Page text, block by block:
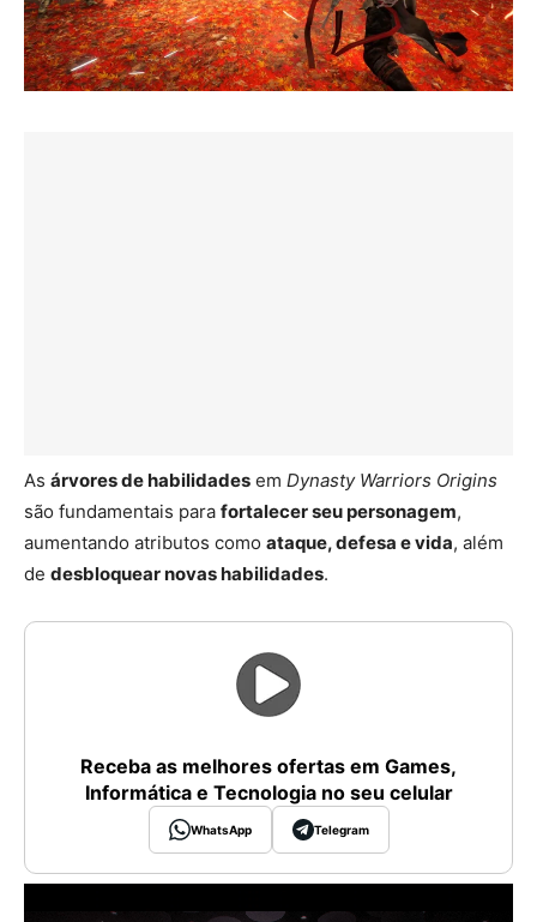
As árvores de habilidades em Dynasty Warriors Origins
são fundamentais para fortalecer seu personagem,
aumentando atributos como ataque, defesa e vida, além
de desbloquear novas habilidades.
Receba as melhores ofertas em Games,
Informática e Tecnologia no seu celular
WhatsApp Telegram